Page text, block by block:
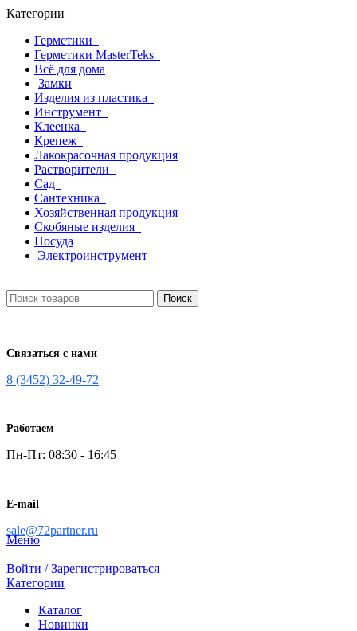
Категории
Герметики
Герметики MasterTeks
Всё для дома
Замки
Изделия из пластика
Инструмент
Клеенка
Крепеж
Лакокрасочная продукция
Растворители
Сад
Сантехника
Хозяйственная продукция
Скобяные изделия
Посуда
Электроинструмент
Поиск
Связаться с нами
8 (3452) 32-49-72
Работаем
Пн-Пт: 08:30 - 16:45
E-mail
sale@72partner.ru
Меню
Войти / Зарегистрироваться
Категории
Каталог
Новинки